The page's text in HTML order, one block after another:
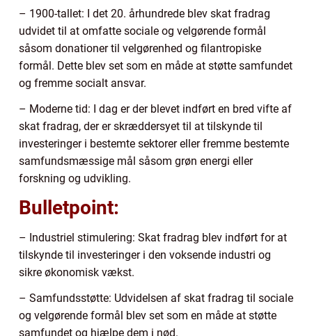
– 1900-tallet: I det 20. århundrede blev skat fradrag
udvidet til at omfatte sociale og velgørende formål
såsom donationer til velgørenhed og filantropiske
formål. Dette blev set som en måde at støtte samfundet
og fremme socialt ansvar.
– Moderne tid: I dag er der blevet indført en bred vifte af
skat fradrag, der er skræddersyet til at tilskynde til
investeringer i bestemte sektorer eller fremme bestemte
samfundsmæssige mål såsom grøn energi eller
forskning og udvikling.
Bulletpoint:
– Industriel stimulering: Skat fradrag blev indført for at
tilskynde til investeringer i den voksende industri og
sikre økonomisk vækst.
– Samfundsstøtte: Udvidelsen af skat fradrag til sociale
og velgørende formål blev set som en måde at støtte
samfundet og hjælpe dem i nød.